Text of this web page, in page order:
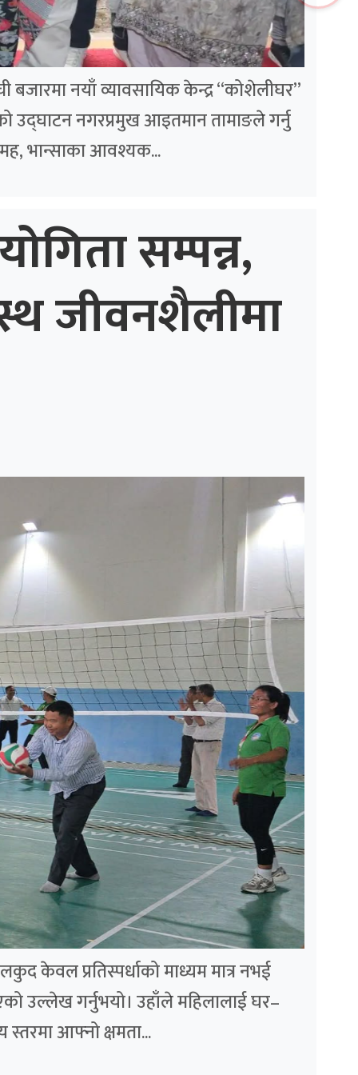
बजारमा नयाँ व्यावसायिक केन्द्र “कोशेलीघर”
उद्घाटन नगरप्रमुख आइतमान तामाङले गर्नु
भान्साका आवश्यक...
सम्पन्न,
जीवनशैलीमा
केवल प्रतिस्पर्धाको माध्यम मात्र नभई
उल्लेख गर्नुभयो। उहाँले महिलालाई घर–
स्तरमा आफ्नो क्षमता...